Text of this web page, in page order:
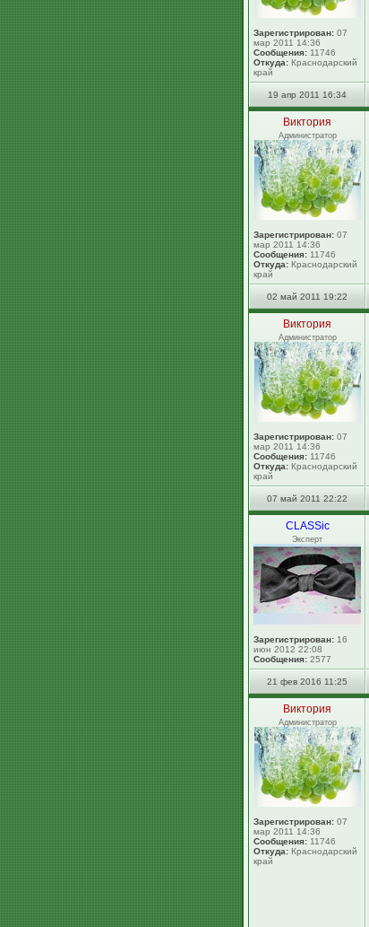
Зарегистрирован: 07
мар 2011 14:36
Сообщения: 11746
Откуда: Краснодарский
край
19 апр 2011 16:34
Виктория
Администратор
Зарегистрирован: 07
мар 2011 14:36
Сообщения: 11746
Откуда: Краснодарский
край
02 май 2011 19:22
Виктория
Администратор
Зарегистрирован: 07
мар 2011 14:36
Сообщения: 11746
Откуда: Краснодарский
край
07 май 2011 22:22
CLASSic
Эксперт
Зарегистрирован: 16
июн 2012 22:08
Сообщения: 2577
21 фев 2016 11:25
Виктория
Администратор
Зарегистрирован: 07
мар 2011 14:36
Сообщения: 11746
Откуда: Краснодарский
край